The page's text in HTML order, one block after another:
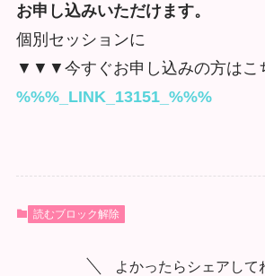
お申し込みいただけます。
個別セッションに
▼▼▼今すぐお申し込みの方は
%%%_LINK_13151_%%%
読むブロック解除
よかったらシェアして